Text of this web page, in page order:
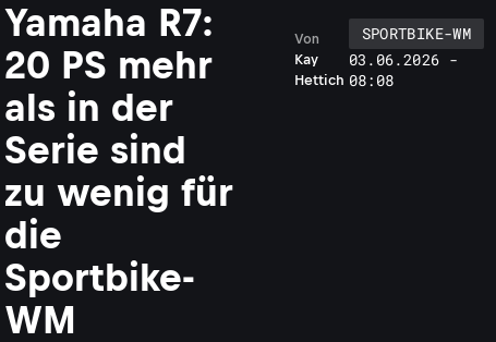
Yamaha R7:
20 PS mehr
als in der
Serie sind
zu wenig für
die
Sportbike-
WM
Kay
Hettich
Von
SPORTBIKE-WM
03.06.2026 -
08:08